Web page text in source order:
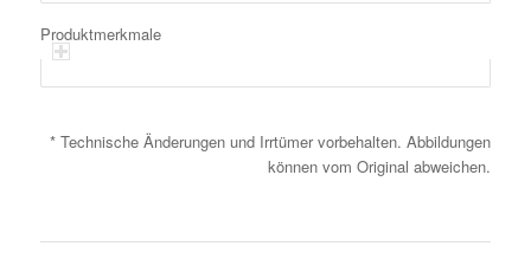
Produktmerkmale
* Technische Änderungen und Irrtümer vorbehalten. Abbildungen
können vom Original abweichen.